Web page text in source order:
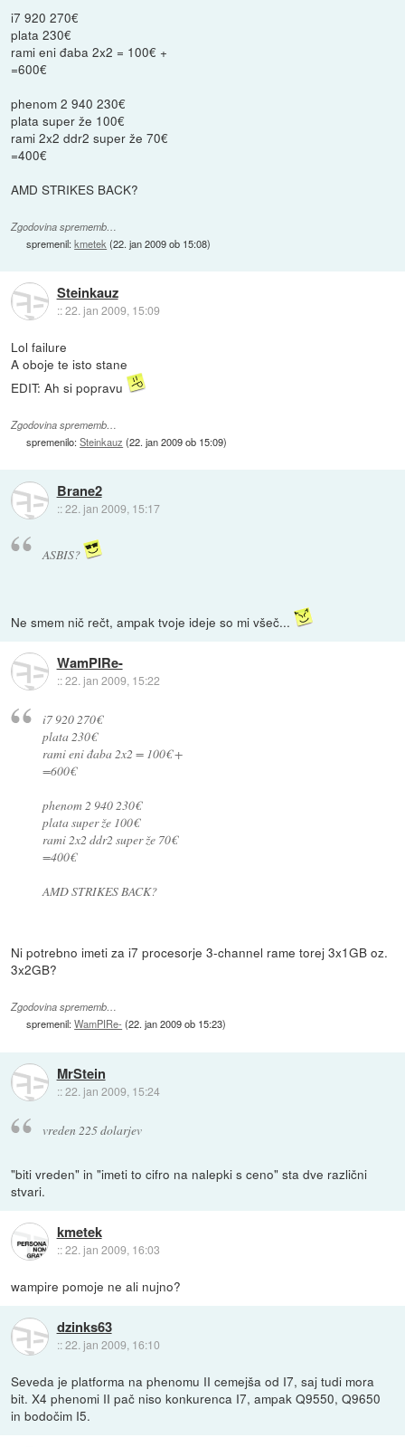
i7 920 270€
plata 230€
rami eni đaba 2x2 = 100€ +
=600€
phenom 2 940 230€
plata super že 100€
rami 2x2 ddr2 super že 70€
=400€
AMD STRIKES BACK?
Zgodovina sprememb…
spremenil:kmetek (22. jan 2009 ob 15:08)
Steinkauz
::22. jan 2009, 15:09
Lol failure
A oboje te isto stane
EDIT: Ah si popravu
Zgodovina sprememb…
spremenilo:Steinkauz (22. jan 2009 ob 15:09)
Brane2
::22. jan 2009, 15:17
ASBIS?
Ne smem nič rečt, ampak tvoje ideje so mi všeč...
WamPIRe-
::22. jan 2009, 15:22
i7 920 270€
plata 230€
rami eni đaba 2x2 = 100€ +
=600€
phenom 2 940 230€
plata super že 100€
rami 2x2 ddr2 super že 70€
=400€
AMD STRIKES BACK?
Ni potrebno imeti za i7 procesorje 3-channel rame torej 3x1GB oz.
3x2GB?
Zgodovina sprememb…
spremenil:WamPIRe- (22. jan 2009 ob 15:23)
MrStein
::22. jan 2009, 15:24
vreden 225 dolarjev
"biti vreden" in "imeti to cifro na nalepki s ceno" sta dve različni
stvari.
kmetek
::22. jan 2009, 16:03
wampire pomoje ne ali nujno?
dzinks63
::22. jan 2009, 16:10
Seveda je platforma na phenomu II cemejša od I7, saj tudi mora
bit. X4 phenomi II pač niso konkurenca I7, ampak Q9550, Q9650
in bodočim I5.